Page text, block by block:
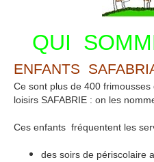
QUI
ENFANTS
Ce sont plus de 400
loisirs SAFABRIE : on les
Ces enfants fréquentent les
des soirs de périscolaire